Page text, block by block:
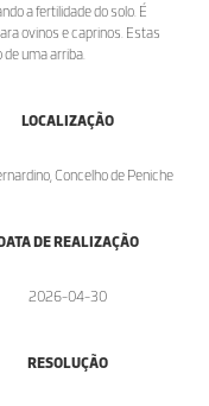
a fertilidade do solo. É
ovinos e caprinos. Estas
uma arriba.
LOCALIZAÇÃO
Concelho de Peniche
DE REALIZAÇÃO
2026-04-30
RESOLUÇÃO